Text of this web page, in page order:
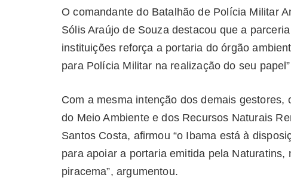
O comandante do Batalhão de Polícia Militar
Sólis Araújo de Souza destacou que a
instituições reforça a portaria do órgão
para Polícia Militar na realização do seu
Com a mesma intenção dos demais
do Meio Ambiente e dos Recursos Naturais
Santos Costa, afirmou “o Ibama está à
para apoiar a portaria emitida pela
piracema”, argumentou.